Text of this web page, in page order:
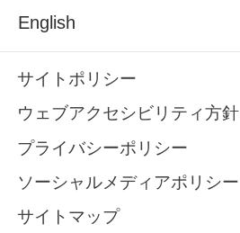
English
サイトポリシー
ウェブアクセシビリティ方針
プライバシーポリシー
ソーシャルメディアポリシー
サイトマップ